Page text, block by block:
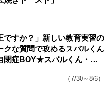
ですか？」新しい教育実習の
クな質問で攻めるスバルくん
閉症BOY★スバルくん・
（7/30～8/6）